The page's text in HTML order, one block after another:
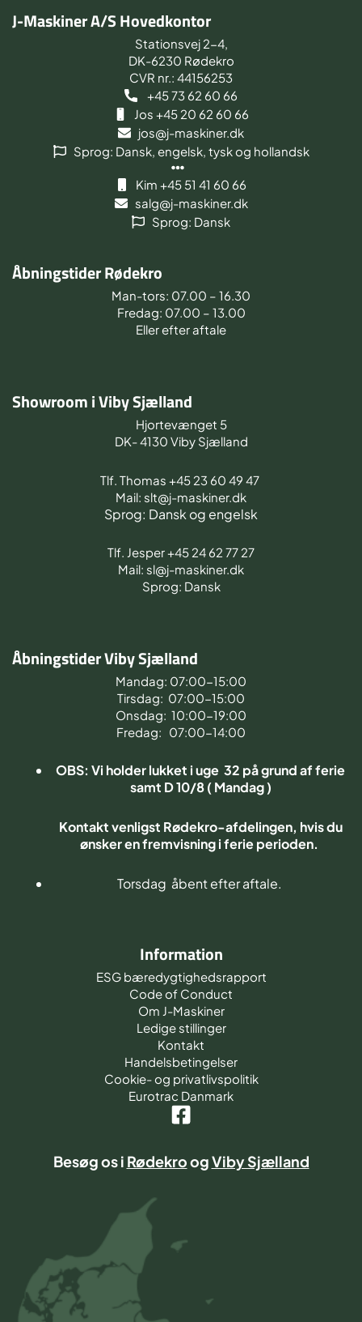
J-Maskiner A/S Hovedkontor
Stationsvej 2-4,
DK-6230 Rødekro
CVR nr.: 44156253
+45 73 62 60 66
Jos +45 20 62 60 66
jos@j-maskiner.dk
Sprog: Dansk, engelsk, tysk og hollandsk
Kim +45 51 41 60 66
salg@j-maskiner.dk
Sprog: Dansk
Åbningstider Rødekro
Man-tors: 07.00 – 16.30
Fredag: 07.00 – 13.00
Eller efter aftale
Showroom i Viby Sjælland
Hjortevænget 5
DK- 4130 Viby Sjælland
Tlf. Thomas +45 23 60 49 47
Mail: slt@j-maskiner.dk
Sprog: Dansk og engelsk
Tlf. Jesper +45 24 62 77 27
Mail: sl@j-maskiner.dk
Sprog: Dansk
Åbningstider Viby Sjælland
Mandag: 07:00-15:00
Tirsdag: 07:00-15:00
Onsdag: 10:00-19:00
Fredag: 07:00-14:00
OBS: Vi holder lukket i uge 32 på grund af ferie
samt D 10/8 ( Mandag )
Kontakt venligst Rødekro-afdelingen, hvis du
ønsker en fremvisning i ferie perioden.
Torsdag åbent efter aftale.
Information
ESG bæredygtighedsrapport
Code of Conduct
Om J-Maskiner
Ledige stillinger
Kontakt
Handelsbetingelser
Cookie- og privatlivspolitik
Eurotrac Danmark
Besøg os i RødekroogViby Sjælland